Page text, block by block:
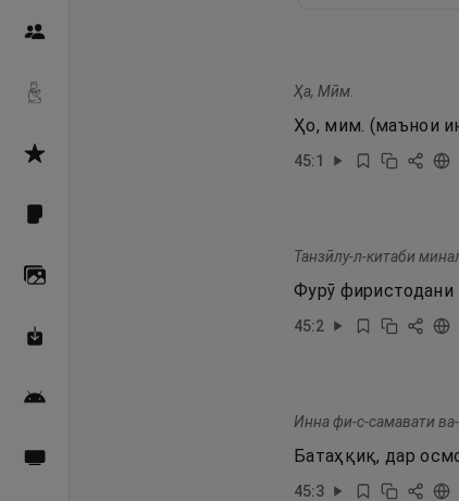
Ҳа, Мӣм.
Ҳо, мим. (маънои
45:1
Танзӣлу-л-китаби
Фурӯ фиристодани
45:2
Инна фи-с-самавати
Батаҳқиқ, дар
45:3